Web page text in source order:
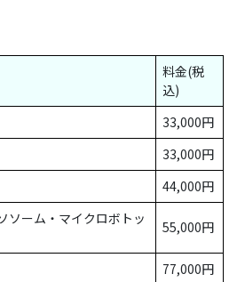
料金(税
込)
33,000円
33,000円
44,000円
ソーム・マイクロボトッ
55,000円
77,000円